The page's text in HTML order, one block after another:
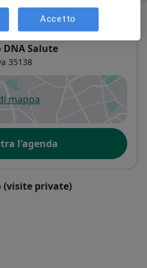
Salute
35138
mappa
si apre in una nuova scheda
l'agenda
private)
Accetto